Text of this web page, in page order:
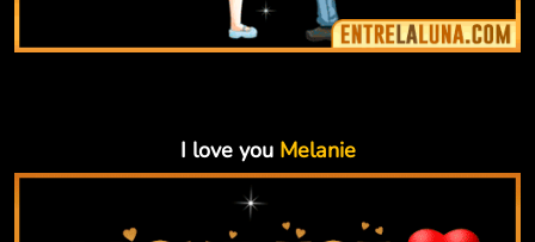
I love you Melanie